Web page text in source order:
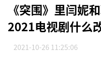
《突围》里闫妮
2021电视剧什么
2021-10-26 11:25:06